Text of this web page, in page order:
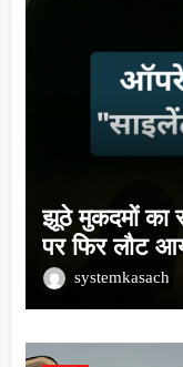
झूठे मुकदमों का
पर फिर लौट
systemkasach